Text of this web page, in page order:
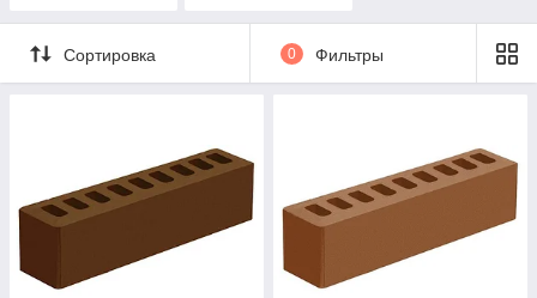
Сортировка 0 Фильтры